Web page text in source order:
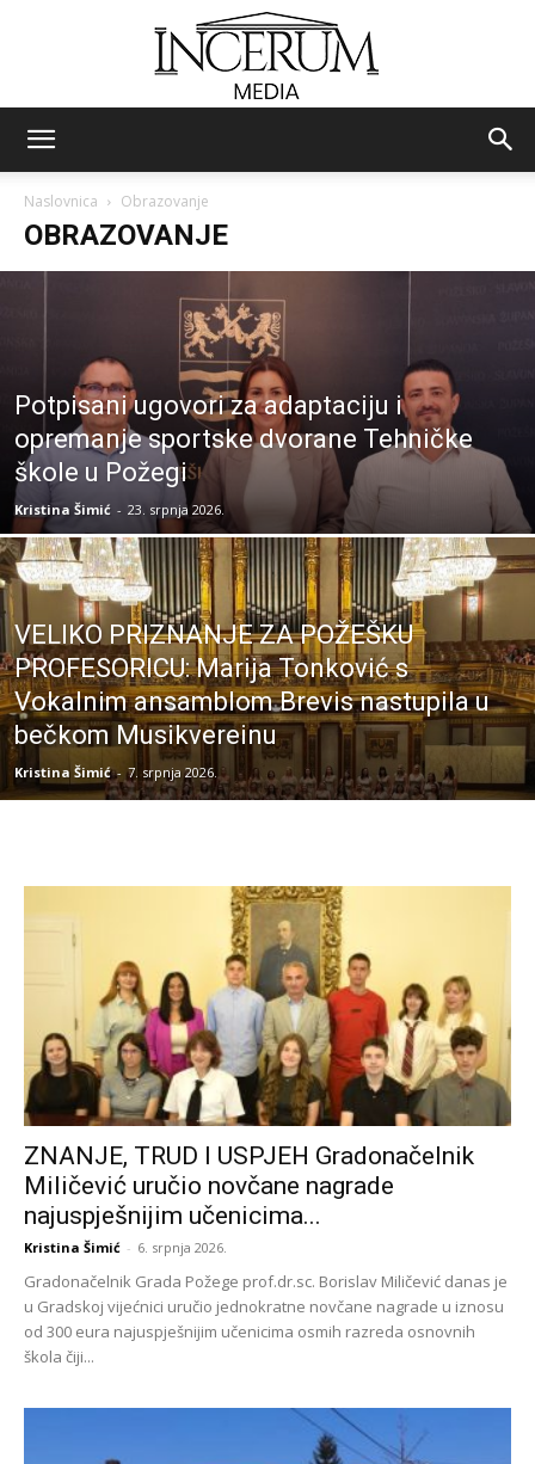
Naslovnica Obrazovanje
OBRAZOVANJE
Potpisani ugovori za adaptaciju i
opremanje sportske dvorane Tehničke
škole u Požegi
Kristina Šimić - 23. srpnja 2026.
VELIKO PRIZNANJE ZA POŽEŠKU
PROFESORICU: Marija Tonković s
Vokalnim ansamblom Brevis nastupila u
bečkom Musikvereinu
Kristina Šimić - 7. srpnja 2026.
ZNANJE, TRUD I USPJEH Gradonačelnik
Miličević uručio novčane nagrade
najuspješnijim učenicima...
Kristina Šimić - 6. srpnja 2026.
Gradonačelnik Grada Požege prof.dr.sc. Borislav Miličević danas je
u Gradskoj vijećnici uručio jednokratne novčane nagrade u iznosu
od 300 eura najuspješnijim učenicima osmih razreda osnovnih
škola čiji...